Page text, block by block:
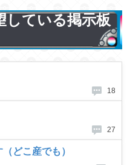
している掲示板